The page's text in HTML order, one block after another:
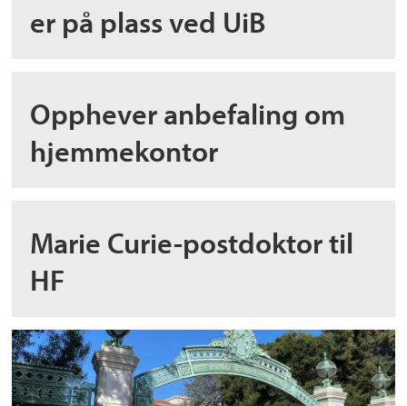
er på plass ved UiB
Opphever anbefaling om
hjemmekontor
Marie Curie-postdoktor til
HF